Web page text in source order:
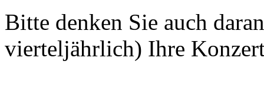
Bitte denken Sie auch
vierteljährlich) Ihre